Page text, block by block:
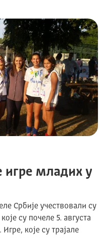
игре младих у
Србије учествовали су
су почеле 5. августа
које су трајале